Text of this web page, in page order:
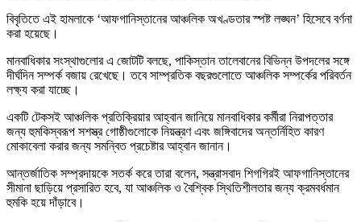
বিবৃতিতে এই হামলাকে ‘আফগানিস্তানের আঞ্চলিক অখণ্ডতার স্পষ্ট লঙ্ঘন’ হিসেবে বর্ণনা
করা হয়েছে।
মানবাধিকার সংস্থাগুলোর এ জোটটি বলছে, পাকিস্তান তালেবানের বিভিন্ন উপদলের সঙ্গে
দীর্ঘদিন সম্পর্ক বজায় রেখেছে। তবে সাম্প্রতিক বছরগুলোতে আঞ্চলিক সম্পর্কের পরিবর্তন
লক্ষ্য করা যাচ্ছে।
একটি টেকসই আঞ্চলিক প্রতিক্রিয়ার আহ্বান জানিয়ে মানবাধিকার কর্মীরা নিরাপত্তার
জন্য হুমকিস্বরূপ সশস্ত্র গোষ্ঠীগুলোকে নিয়ন্ত্রণ এবং জঙ্গিবাদের অন্তর্নিহিত কারণ
মোকাবেলা করার জন্য সমন্বিত প্রচেষ্টার আহ্বান জানান।
আন্তর্জাতিক সম্প্রদায়কে সতর্ক করে তারা বলেন, সন্ত্রাসবাদ শিগগিরই আফগানিস্তানের
সীমানা ছাড়িয়ে প্রসারিত হবে, যা আঞ্চলিক ও বৈশ্বিক স্থিতিশীলতার জন্য ক্রমবর্ধমান
হুমকি হয়ে দাঁড়াবে।